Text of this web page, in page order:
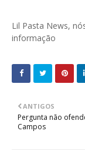
Lil Pasta News,
informação
ANTIGOS
Pergunta não
Campos